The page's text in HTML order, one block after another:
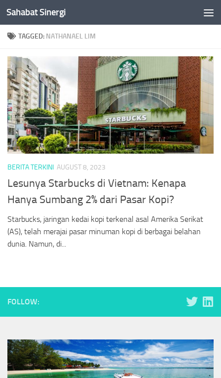
Skip to content
Sahabat Sinergi
TAGGED: NATHANAEL LIM
BERITA TERKINI AUGUST 8, 2023
Lesunya Starbucks di Vietnam: Kenapa
Hanya Sumbang 2% dari Pasar Kopi?
Starbucks, jaringan kedai kopi terkenal asal Amerika Serikat
(AS), telah merajai pasar minuman kopi di berbagai belahan
dunia. Namun, di...
FOLLOW: